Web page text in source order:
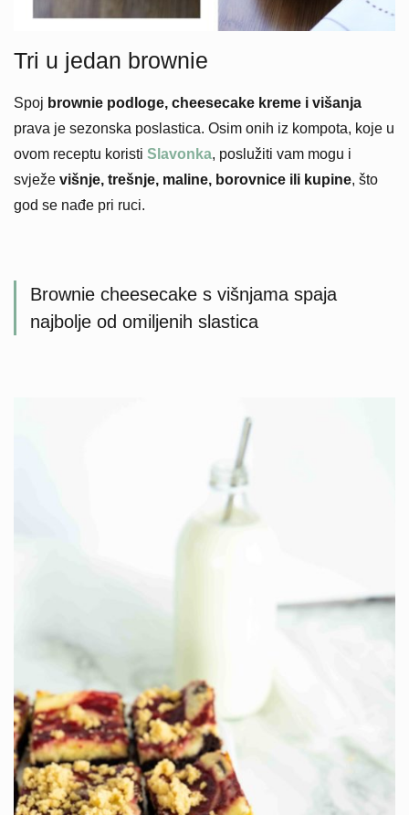
Tri u jedan brownie
Spoj brownie podloge, cheesecake kreme i višanja
prava je sezonska poslastica. Osim onih iz kompota, koje u
ovom receptu koristi Slavonka, poslužiti vam mogu i
svježe višnje, trešnje, maline, borovnice ili kupine, što
god se nađe pri ruci.
Brownie cheesecake s višnjama spaja
najbolje od omiljenih slastica